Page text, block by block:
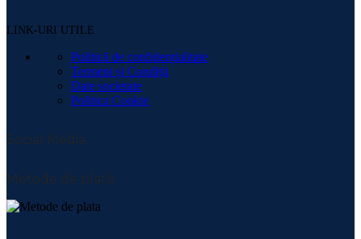
LINK-URI UTILE
Politică de confidențialitate
Termeni și Condiții
Date societate
Politica Cookie
Social Media:
Metode de plată: